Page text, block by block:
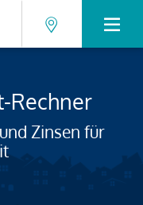
Rechner
Zinsen für